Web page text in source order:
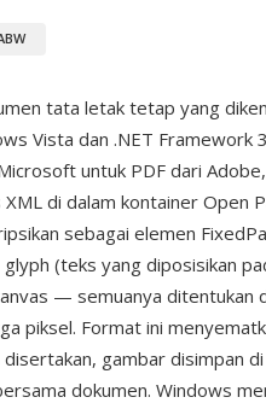
tata letak tetap yang
Vista dan .NET Framework
untuk PDF dari Adobe,
di dalam kontainer Open
sebagai elemen
(teks yang diposisikan
— semuanya ditentukan
piksel. Format ini
gambar disimpan di
dokumen. Windows